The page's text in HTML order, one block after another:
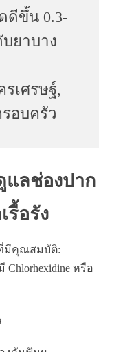
ดีขึ้น 0.3-
บยาบาง
เศรษฐ์,
อบครัว
ลช่องปาก
รื้อรัง
มีคุณสมบัติ:
Chlorhexidine หรือ